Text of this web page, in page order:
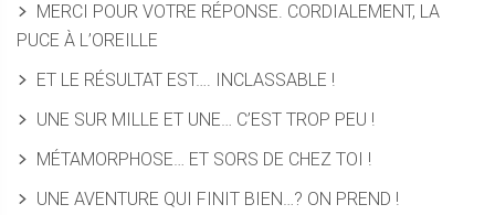
MERCI POUR VOTRE RÉPONSE. CORDIALEMENT, LA
PUCE À L’OREILLE
ET LE RÉSULTAT EST…. INCLASSABLE !
UNE SUR MILLE ET UNE… C’EST TROP PEU !
MÉTAMORPHOSE… ET SORS DE CHEZ TOI !
UNE AVENTURE QUI FINIT BIEN…? ON PREND !